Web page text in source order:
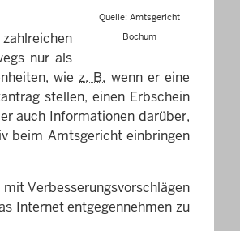
Quelle: Amtsgericht
Bochum
nur als
wie z. B. wenn er eine
stellen, einen Erbschein
auch Informationen darüber,
beim Amtsgericht einbringen
Verbesserungsvorschlägen
Internet entgegennehmen zu